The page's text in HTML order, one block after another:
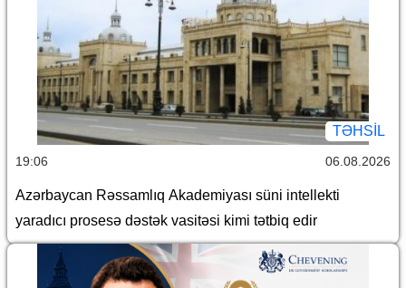
TƏHSIL
19:06 06.08.2026
Azərbaycan Rəssamlıq Akademiyası süni intellekti
yaradıcı prosesə dəstək vasitəsi kimi tətbiq edir